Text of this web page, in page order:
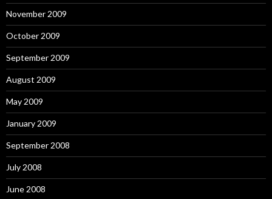
November 2009
October 2009
September 2009
August 2009
May 2009
January 2009
September 2008
July 2008
June 2008